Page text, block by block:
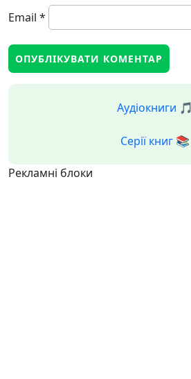
Email *
Аудіокниги 🎵
Серії книг 📚
Рекламні блоки